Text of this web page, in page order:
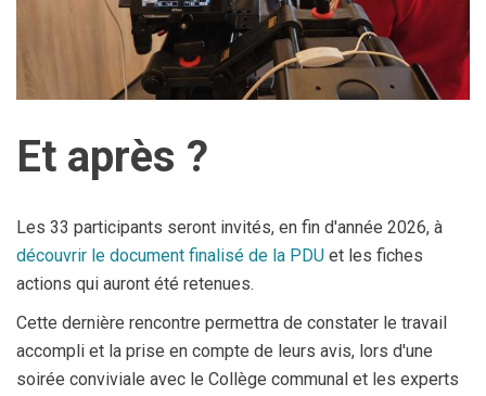
Et après ?
Les 33 participants seront invités, en fin d'année 2026, à
découvrir le document finalisé de la PDU et les fiches
actions qui auront été retenues.
Cette dernière rencontre permettra de constater le travail
accompli et la prise en compte de leurs avis, lors d'une
soirée conviviale avec le Collège communal et les experts